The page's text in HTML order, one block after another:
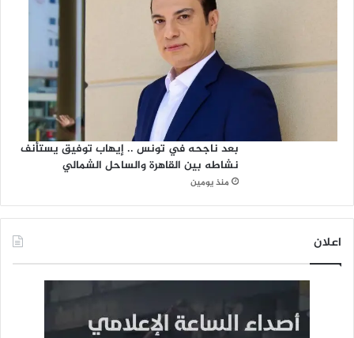
بعد ناجحه في تونس .. إيهاب توفيق يستأنف
نشاطه بين القاهرة والساحل الشمالي
منذ يومين
اعلان